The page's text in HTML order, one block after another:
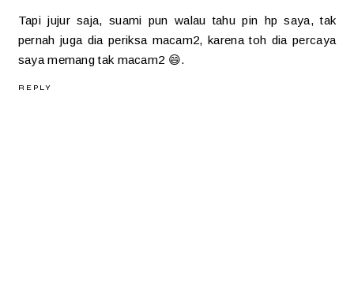
Tapi jujur saja, suami pun walau tahu pin hp saya, tak
pernah juga dia periksa macam2, karena toh dia percaya
saya memang tak macam2 😄.
REPLY